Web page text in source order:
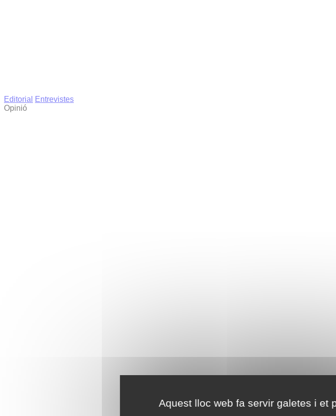
Aquest lloc web fa servir galetes i et
Editorial
Entrevistes
Opinió